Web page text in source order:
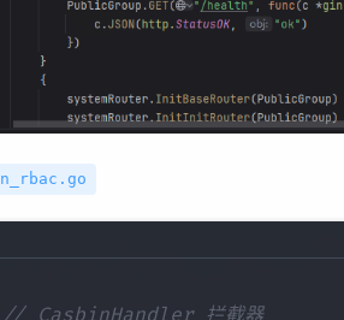
// CasbinHandler 拦截器